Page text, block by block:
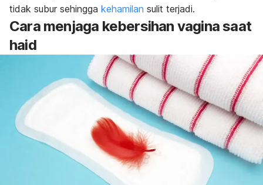
tidak subur sehingga kehamilan sulit terjadi.
Cara menjaga kebersihan vagina saat
haid